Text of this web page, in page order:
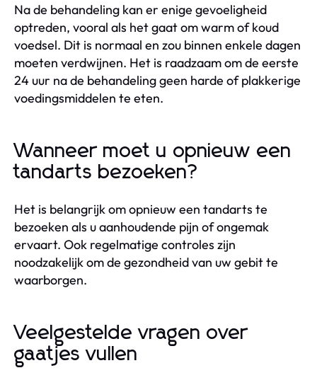
Na de behandeling kan er enige gevoeligheid
optreden, vooral als het gaat om warm of koud
voedsel. Dit is normaal en zou binnen enkele dagen
moeten verdwijnen. Het is raadzaam om de eerste
24 uur na de behandeling geen harde of plakkerige
voedingsmiddelen te eten.
Wanneer moet u opnieuw een
tandarts bezoeken?
Het is belangrijk om opnieuw een tandarts te
bezoeken als u aanhoudende pijn of ongemak
ervaart. Ook regelmatige controles zijn
noodzakelijk om de gezondheid van uw gebit te
waarborgen.
Veelgestelde vragen over
gaatjes vullen